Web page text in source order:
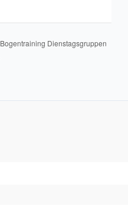
Bogentraining Dienstagsgruppen